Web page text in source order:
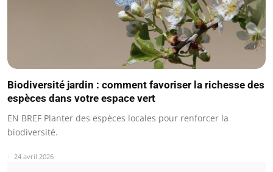
Biodiversité jardin : comment favoriser la richesse des
espèces dans votre espace vert
EN BREF Planter des espèces locales pour renforcer la
biodiversité.
24 avril 2026